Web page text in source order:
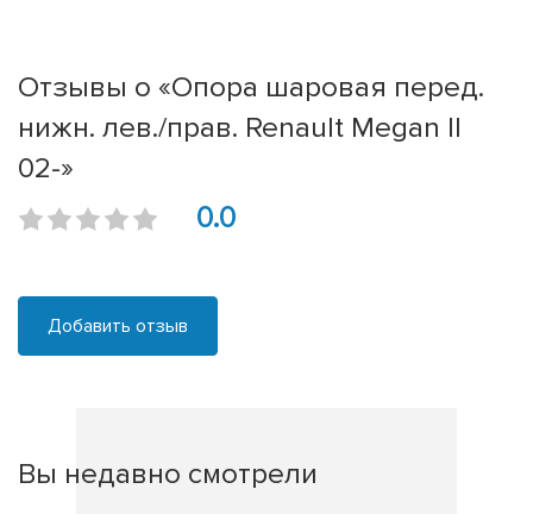
Отзывы о «Опора шаровая перед.
нижн. лев./прав. Renault Megan II
02-»
0.0
Добавить отзыв
Вы недавно смотрели